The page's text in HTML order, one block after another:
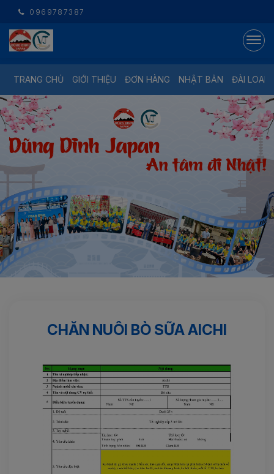
0969787387
TRANG CHỦ GIỚI THIỆU ĐƠN HÀNG NHẬT BẢN ĐÀI LOAN
CHĂN NUÔI BÒ SỮA AICHI